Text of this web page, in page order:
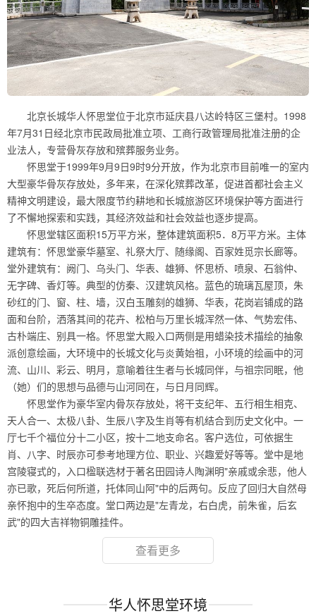
北京长城华人怀思堂位于北京市延庆县八达岭特区三堡村。1998
年7月31日经北京市民政局批准立项、工商行政管理局批准注册的企
业法人，专营骨灰存放和殡葬服务业务。
怀思堂于1999年9月9日9时9分开放，作为北京市目前唯一的室内
大型豪华骨灰存放处，多年来，在深化殡葬改革，促进首都社会主义
精神文明建设，最大限度节约耕地和长城旅游区环境保护等方面进行
了不懈地探索和实践，其经济效益和社会效益也逐步提高。
怀思堂辖区面积15万平方米，整体建筑面积5．8万平方米。主体
建筑有：怀思堂豪华墓室、礼祭大厅、随缘阁、百家姓觅宗长廊等。
堂外建筑有：阙门、乌头门、华表、雄狮、怀思桥、喷泉、石翁仲、
无字碑、香灯等。典型的仿秦、汉建筑风格。蓝色的琉璃瓦屋顶，朱
砂红的门、窗、柱、墙，汉白玉雕刻的雄狮、华表，花岗岩铺成的路
面和台阶，洒落其间的花卉、松柏与万里长城浑然一体、气势宏伟、
古朴端庄、别具一格。怀思堂大殿入口两侧是用蜡染技术描绘的抽象
派创意绘画，大环境中的长城文化与炎黄始祖，小环境的绘画中的河
流、山川、彩云、明月，意喻着往生者与长城同伴，与祖宗同眠，他
（她）们的思想与品德与山河同在，与日月同辉。
怀思堂作为豪华室内骨灰存放处，将干支纪年、五行相生相克、
天人合一、太极八卦、生辰八字及生肖等有机结合到历史文化中。一
厅七千个福位分十二小区，按十二地支命名。客户选位，可依据生
肖、八字、时辰亦可参考地理方位、职业、兴趣爱好等等。堂中是地
宫陵寝式的，入口楹联选材于著名田园诗人陶渊明"亲戚或余悲，他人
亦已歌，死后何所道，托体同山阿"中的后两句。反应了回归大自然母
亲怀抱中的生卒态度。堂口两边是"左青龙，右白虎，前朱雀，后玄
武"的四大吉祥物铜雕挂件。
查看更多
华人怀思堂环境